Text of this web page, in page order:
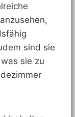
sind sie
sie zu